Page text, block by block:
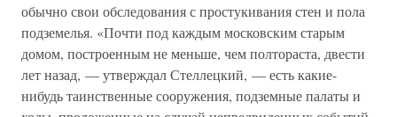
обычно свои обследования с простукивания стен и пола
подземелья. «Почти под каждым московским старым
домом, построенным не меньше, чем полтораста, двести
лет назад, — утверждал Стеллецкий, — есть какие-
нибудь таинственные сооружения, подземные палаты и